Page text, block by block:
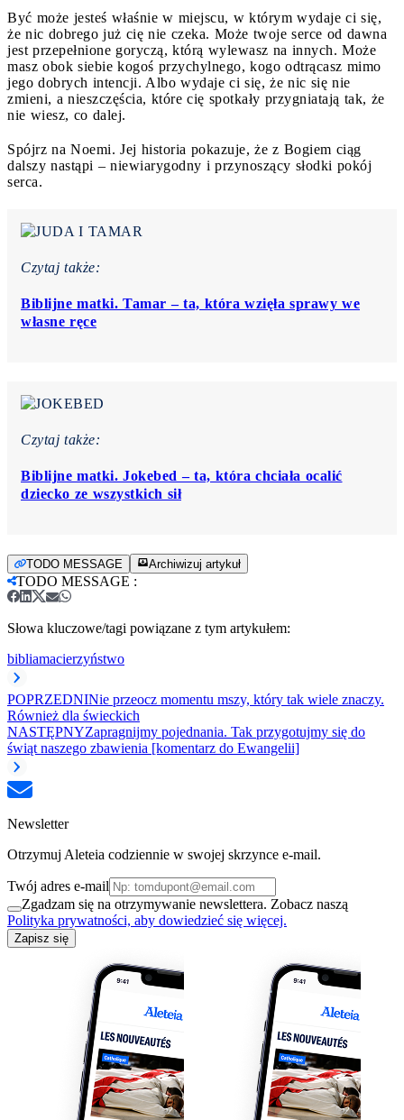
Być może jesteś właśnie w miejscu, w którym wydaje ci się,
że nic dobrego już cię nie czeka. Może twoje serce od dawna
jest przepełnione goryczą, którą wylewasz na innych. Może
masz obok siebie kogoś przychylnego, kogo odtrącasz mimo
jego dobrych intencji. Albo wydaje ci się, że nic się nie
zmieni, a nieszczęścia, które cię spotkały przygniatają tak, że
nie wiesz, co dalej.
Spójrz na Noemi. Jej historia pokazuje, że z Bogiem ciąg
dalszy nastąpi – niewiarygodny i przynoszący słodki pokój
serca.
Czytaj także:
Biblijne matki. Tamar – ta, która wzięła sprawy we
własne ręce
Czytaj także:
Biblijne matki. Jokebed – ta, która chciała ocalić
dziecko ze wszystkich sił
TODO MESSAGE Archiwizuj artykuł
TODO MESSAGE :
Słowa kluczowe/tagi powiązane z tym artykułem:
bibliamacierzyństwo
POPRZEDNINie przeocz momentu mszy, który tak wiele znaczy.
Również dla świeckich
NASTĘPNYZapragnijmy pojednania. Tak przygotujmy się do
świąt naszego zbawienia [komentarz do Ewangelii]
Newsletter
Otrzymuj Aleteia codziennie w swojej skrzynce e-mail.
Twój adres e-mail
Zgadzam się na otrzymywanie newslettera. Zobacz naszą
Polityka prywatności, aby dowiedzieć się więcej.
Zapisz się